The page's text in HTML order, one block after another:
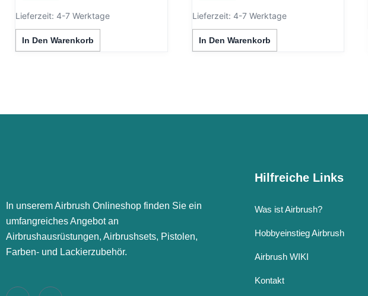
Lieferzeit: 4-7 Werktage
In Den Warenkorb
Lieferzeit: 4-7 Werktage
In Den Warenkorb
In unserem Airbrush Onlineshop finden Sie ein
umfangreiches Angebot an
Airbrushausrüstungen, Airbrushsets, Pistolen,
Farben- und Lackierzubehör.
Hilfreiche Links
Was ist Airbrush?
Hobbyeinstieg Airbrush
Airbrush WIKI
Kontakt